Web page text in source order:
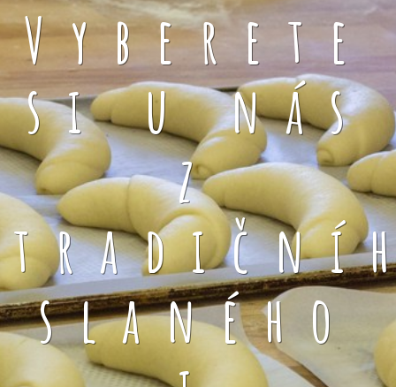
Vyberete
si u nás
z
slaného